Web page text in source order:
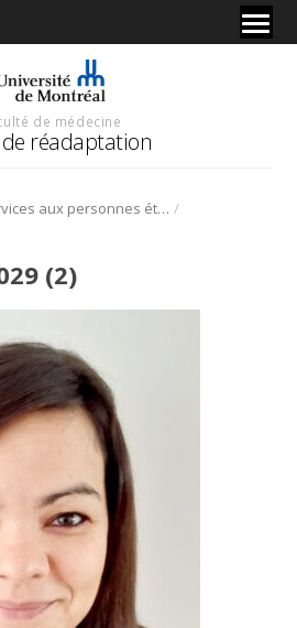
de médecine
de réadaptation
Services aux personnes étudiantes /
(2)